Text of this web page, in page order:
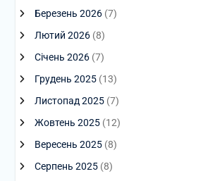
Березень 2026(7)
Лютий 2026(8)
Січень 2026(7)
Грудень 2025(13)
Листопад 2025(7)
Жовтень 2025(12)
Вересень 2025(8)
Серпень 2025(8)